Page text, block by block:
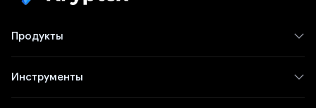
Продукты
Инструменты